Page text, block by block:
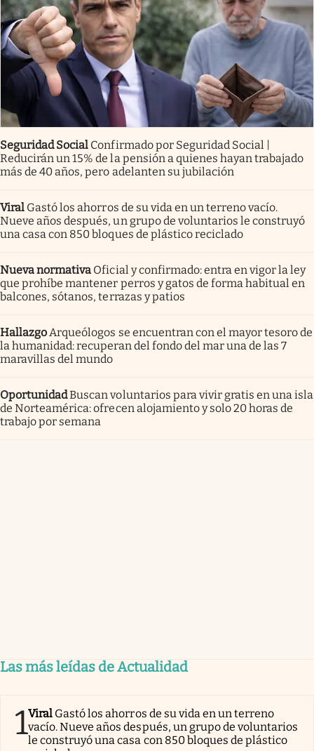
Seguridad Social Confirmado por Seguridad Social |
Reducirán un 15% de la pensión a quienes hayan trabajado
más de 40 años, pero adelanten su jubilación
Viral Gastó los ahorros de su vida en un terreno vacío.
Nueve años después, un grupo de voluntarios le construyó
una casa con 850 bloques de plástico reciclado
Nueva normativa Oficial y confirmado: entra en vigor la ley
que prohíbe mantener perros y gatos de forma habitual en
balcones, sótanos, terrazas y patios
Hallazgo Arqueólogos se encuentran con el mayor tesoro de
la humanidad: recuperan del fondo del mar una de las 7
maravillas del mundo
OportunidadBuscan voluntarios para vivir gratis en una isla
de Norteamérica: ofrecen alojamiento y solo 20 horas de
trabajo por semana
Las más leídas de Actualidad
1Viral Gastó los ahorros de su vida en un terreno
vacío. Nueve años después, un grupo de voluntarios
le construyó una casa con 850 bloques de plástico